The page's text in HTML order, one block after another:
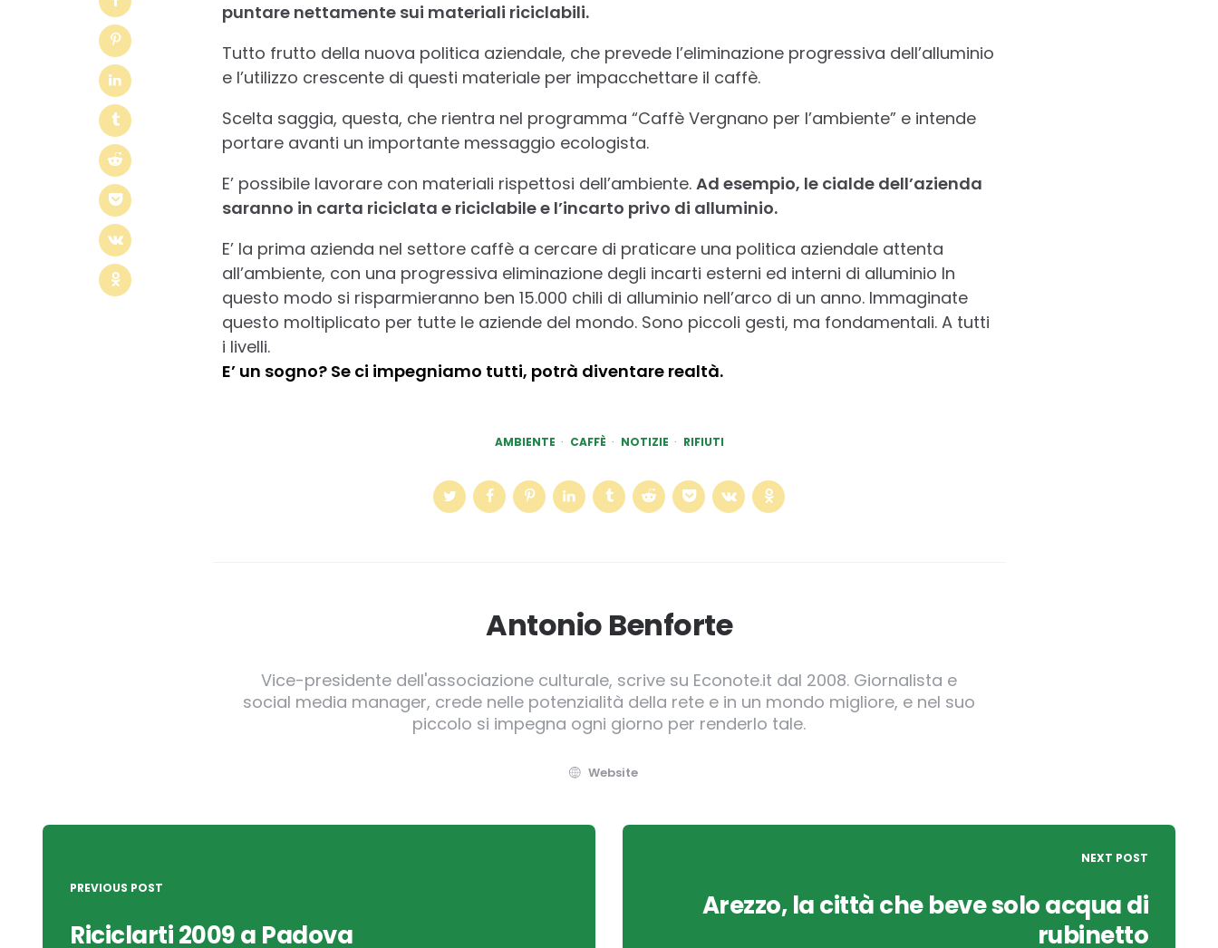
puntare nettamente sui materiali riciclabili.
Tutto frutto della nuova politica aziendale, che prevede l’eliminazione progressiva dell’alluminio
e l’utilizzo crescente di questi materiale per impacchettare il caffè.
Scelta saggia, questa, che rientra nel programma “Caffè Vergnano per l’ambiente” e intende
portare avanti un importante messaggio ecologista.
E’ possibile lavorare con materiali rispettosi dell’ambiente. Ad esempio, le cialde dell’azienda
saranno in carta riciclata e riciclabile e l’incarto privo di alluminio.
E’ la prima azienda nel settore caffè a cercare di praticare una politica aziendale attenta
all’ambiente, con una progressiva eliminazione degli incarti esterni ed interni di alluminio In
questo modo si risparmieranno ben 15.000 chili di alluminio nell’arco di un anno. Immaginate
questo moltiplicato per tutte le aziende del mondo. Sono piccoli gesti, ma fondamentali. A tutti
i livelli.
E’ un sogno? Se ci impegniamo tutti, potrà diventare realtà.
AMBIENTE CAFFÈ NOTIZIE RIFIUTI
Antonio Benforte
Vice-presidente dell'associazione culturale, scrive su Econote.it dal 2008. Giornalista e
social media manager, crede nelle potenzialità della rete e in un mondo migliore, e nel suo
piccolo si impegna ogni giorno per renderlo tale.
Website
Post
PREVIOUS POST
Riciclarti 2009 a Padova
NEXT POST
Arezzo, la città che beve solo acqua di
rubinetto